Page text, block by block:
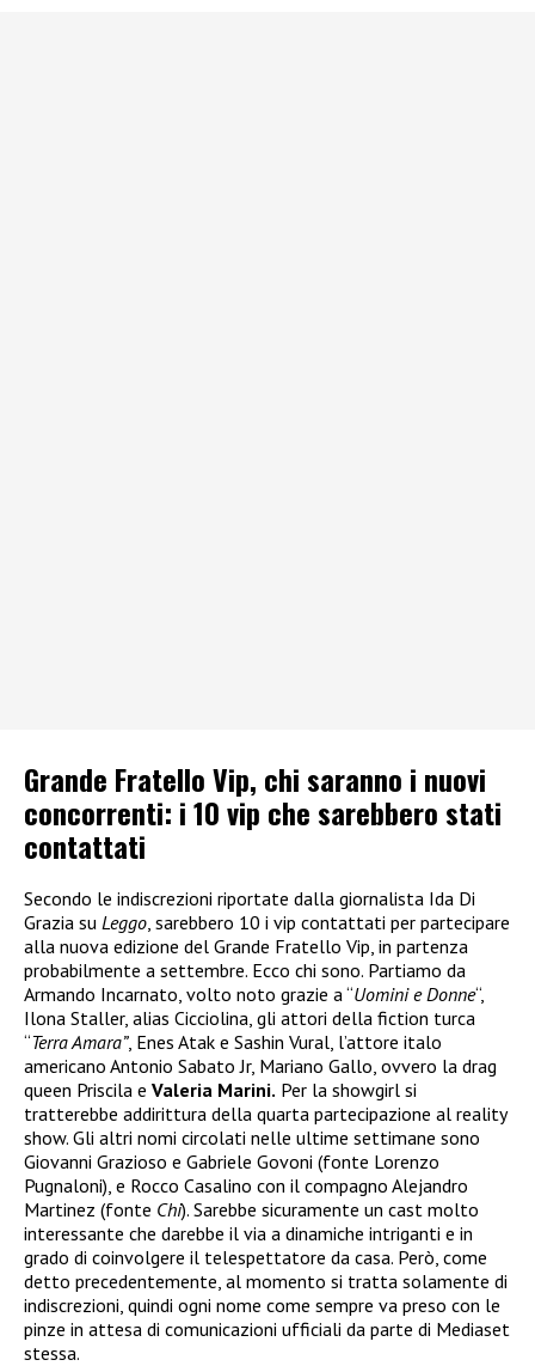
Grande Fratello Vip, chi saranno i nuovi
concorrenti: i 10 vip che sarebbero stati
contattati
Secondo le indiscrezioni riportate dalla giornalista Ida Di
Grazia su Leggo , sarebbero 10 i vip contattati per partecipare
alla nuova edizione del Grande Fratello Vip, in partenza
probabilmente a settembre. Ecco chi sono. Partiamo da
Armando Incarnato, volto noto grazie a “Uomini e Donne“,
Ilona Staller, alias Cicciolina, gli attori della fiction turca
“Terra Amara”, Enes Atak e Sashin Vural, l’attore italo
americano Antonio Sabato Jr, Mariano Gallo, ovvero la drag
queen Priscila e Valeria Marini. Per la showgirl si
tratterebbe addirittura della quarta partecipazione al reality
show. Gli altri nomi circolati nelle ultime settimane sono
Giovanni Grazioso e Gabriele Govoni (fonte Lorenzo
Pugnaloni), e Rocco Casalino con il compagno Alejandro
Martinez (fonte Chi). Sarebbe sicuramente un cast molto
interessante che darebbe il via a dinamiche intriganti e in
grado di coinvolgere il telespettatore da casa. Però, come
detto precedentemente, al momento si tratta solamente di
indiscrezioni, quindi ogni nome come sempre va preso con le
pinze in attesa di comunicazioni ufficiali da parte di Mediaset
stessa.